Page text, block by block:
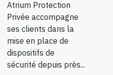
Atrium Protection
Privée accompagne
ses clients dans la
mise en place de
dispositifs de
sécurité depuis près...